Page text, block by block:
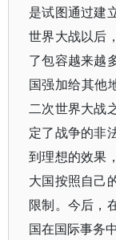
是试图通过建
世界大战以后
了包容越来越
国强加给其他
二次世界大战
定了战争的非
到理想的效果
大国按照自己
限制。今后，
国在国际事务